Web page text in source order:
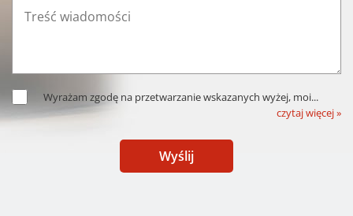
Wyrażam zgodę na przetwarzanie wskazanych wyżej, moi...
czytaj więcej »
Wyślij